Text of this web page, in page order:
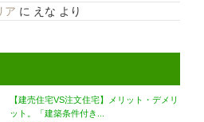
ア に えな より
【建売住宅VS注文住宅】メリット・デメリ
ット。「建築条件付き...